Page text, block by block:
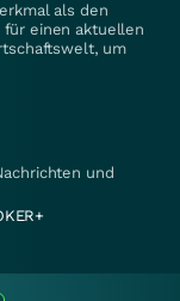
als den
für einen aktuellen
um
und